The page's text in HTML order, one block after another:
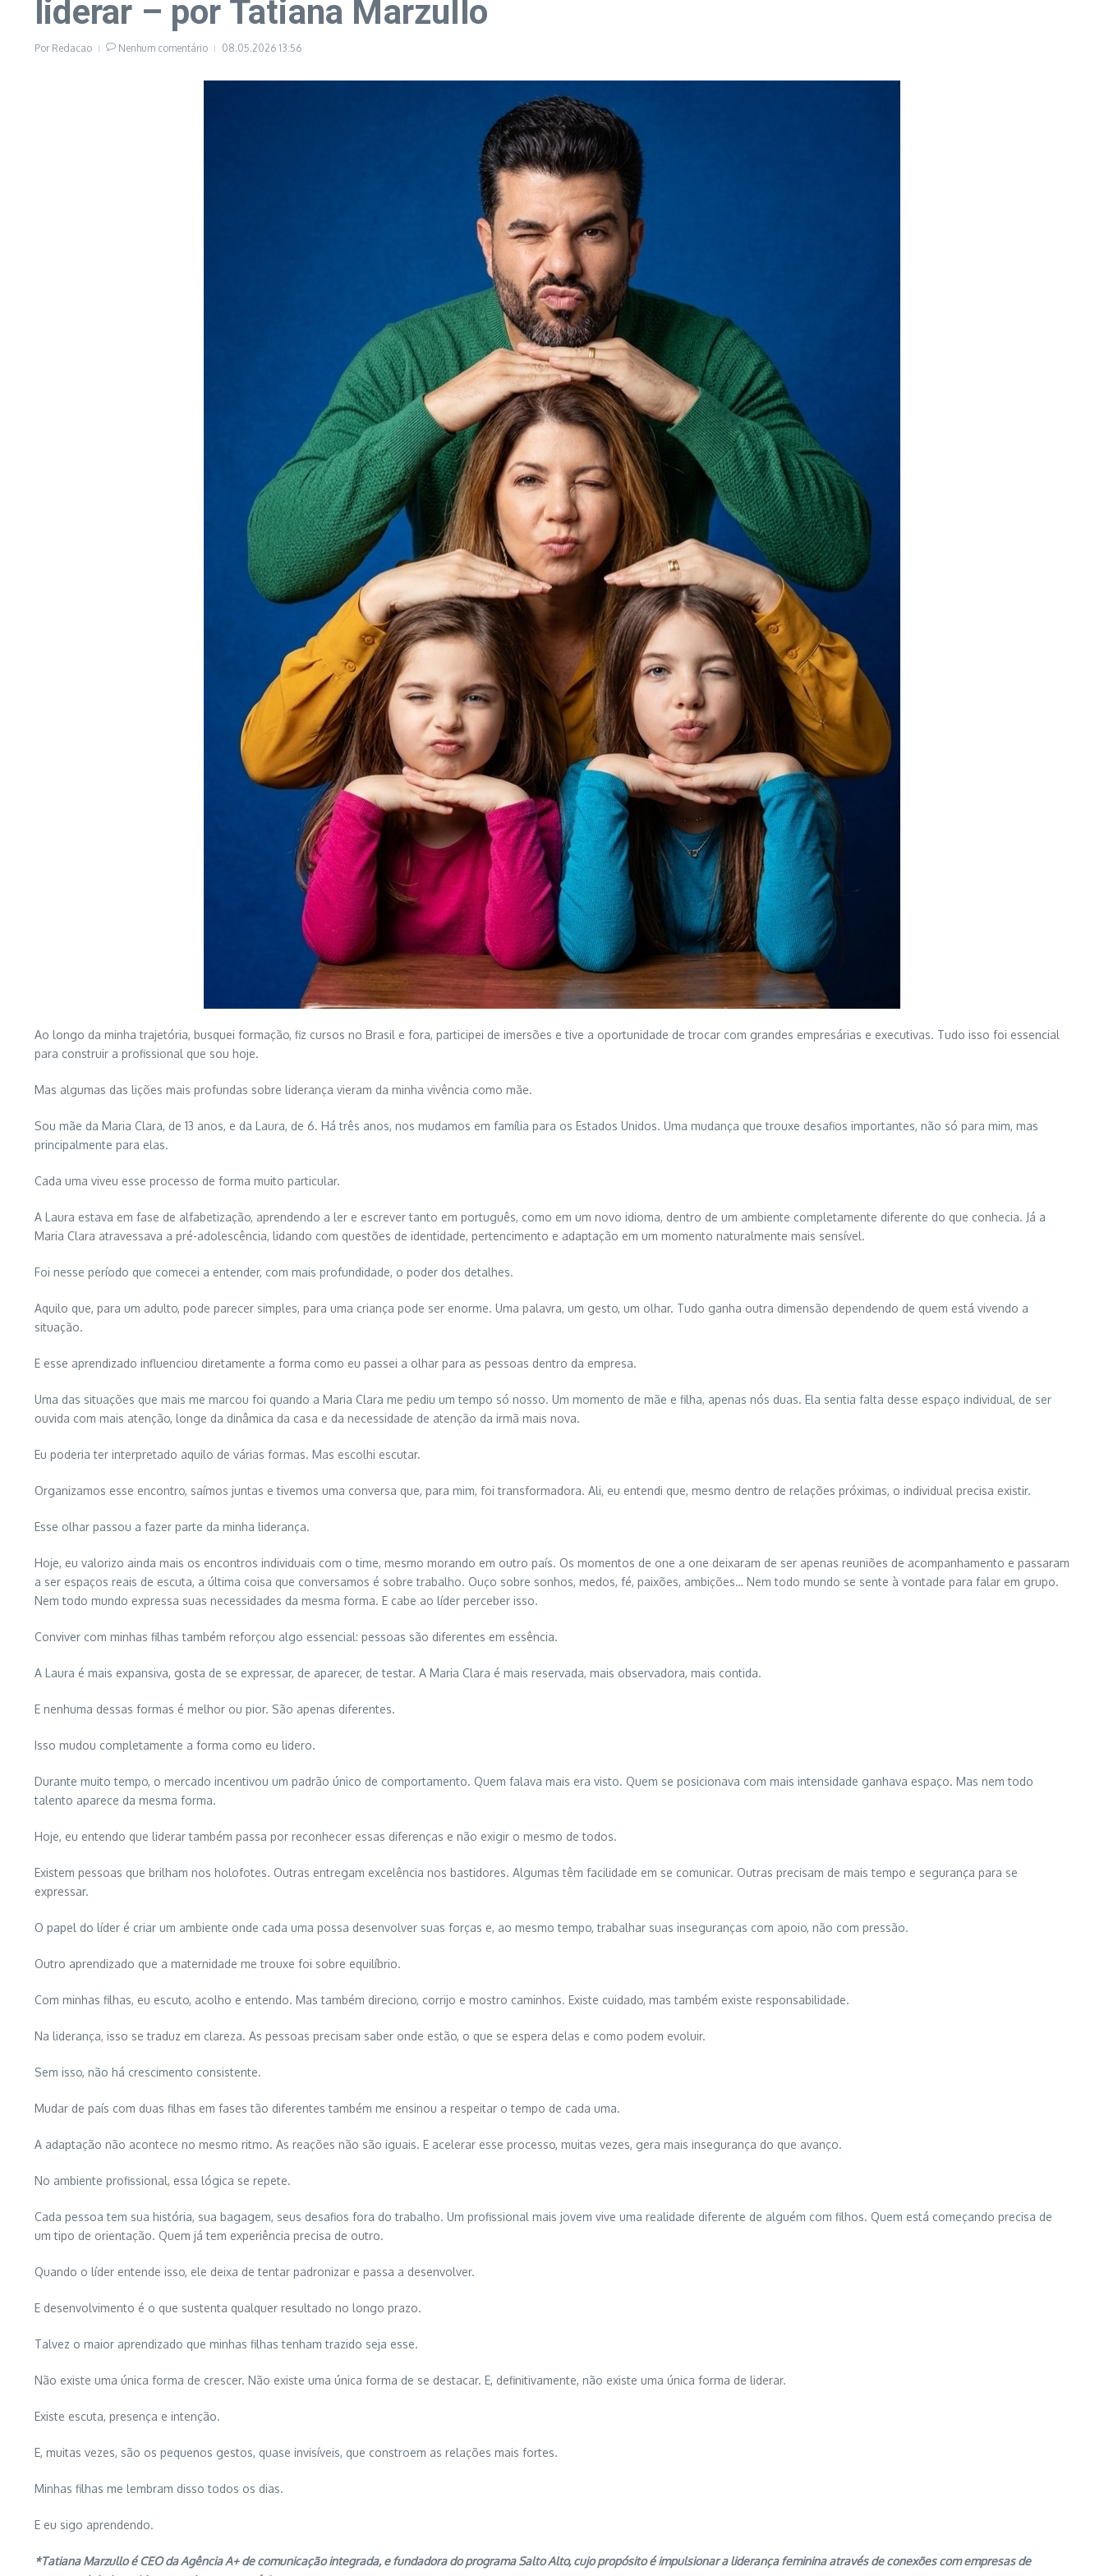
liderar – por Tatiana Marzullo
Por Redacao Nenhum comentário 08.05.2026 13:56
Ao longo da minha trajetória, busquei formação, fiz cursos no Brasil e fora, participei de imersões e tive a oportunidade de trocar com grandes empresárias e executivas. Tudo isso foi essencial
para construir a profissional que sou hoje.
Mas algumas das lições mais profundas sobre liderança vieram da minha vivência como mãe.
Sou mãe da Maria Clara, de 13 anos, e da Laura, de 6. Há três anos, nos mudamos em família para os Estados Unidos. Uma mudança que trouxe desafios importantes, não só para mim, mas
principalmente para elas.
Cada uma viveu esse processo de forma muito particular.
A Laura estava em fase de alfabetização, aprendendo a ler e escrever tanto em português, como em um novo idioma, dentro de um ambiente completamente diferente do que conhecia. Já a
Maria Clara atravessava a pré-adolescência, lidando com questões de identidade, pertencimento e adaptação em um momento naturalmente mais sensível.
Foi nesse período que comecei a entender, com mais profundidade, o poder dos detalhes.
Aquilo que, para um adulto, pode parecer simples, para uma criança pode ser enorme. Uma palavra, um gesto, um olhar. Tudo ganha outra dimensão dependendo de quem está vivendo a
situação.
E esse aprendizado influenciou diretamente a forma como eu passei a olhar para as pessoas dentro da empresa.
Uma das situações que mais me marcou foi quando a Maria Clara me pediu um tempo só nosso. Um momento de mãe e filha, apenas nós duas. Ela sentia falta desse espaço individual, de ser
ouvida com mais atenção, longe da dinâmica da casa e da necessidade de atenção da irmã mais nova.
Eu poderia ter interpretado aquilo de várias formas. Mas escolhi escutar.
Organizamos esse encontro, saímos juntas e tivemos uma conversa que, para mim, foi transformadora. Ali, eu entendi que, mesmo dentro de relações próximas, o individual precisa existir.
Esse olhar passou a fazer parte da minha liderança.
Hoje, eu valorizo ainda mais os encontros individuais com o time, mesmo morando em outro país. Os momentos de one a one deixaram de ser apenas reuniões de acompanhamento e passaram
a ser espaços reais de escuta, a última coisa que conversamos é sobre trabalho. Ouço sobre sonhos, medos, fé, paixões, ambições… Nem todo mundo se sente à vontade para falar em grupo.
Nem todo mundo expressa suas necessidades da mesma forma. E cabe ao líder perceber isso.
Conviver com minhas filhas também reforçou algo essencial: pessoas são diferentes em essência.
A Laura é mais expansiva, gosta de se expressar, de aparecer, de testar. A Maria Clara é mais reservada, mais observadora, mais contida.
E nenhuma dessas formas é melhor ou pior. São apenas diferentes.
Isso mudou completamente a forma como eu lidero.
Durante muito tempo, o mercado incentivou um padrão único de comportamento. Quem falava mais era visto. Quem se posicionava com mais intensidade ganhava espaço. Mas nem todo
talento aparece da mesma forma.
Hoje, eu entendo que liderar também passa por reconhecer essas diferenças e não exigir o mesmo de todos.
Existem pessoas que brilham nos holofotes. Outras entregam excelência nos bastidores. Algumas têm facilidade em se comunicar. Outras precisam de mais tempo e segurança para se
expressar.
O papel do líder é criar um ambiente onde cada uma possa desenvolver suas forças e, ao mesmo tempo, trabalhar suas inseguranças com apoio, não com pressão.
Outro aprendizado que a maternidade me trouxe foi sobre equilíbrio.
Com minhas filhas, eu escuto, acolho e entendo. Mas também direciono, corrijo e mostro caminhos. Existe cuidado, mas também existe responsabilidade.
Na liderança, isso se traduz em clareza. As pessoas precisam saber onde estão, o que se espera delas e como podem evoluir.
Sem isso, não há crescimento consistente.
Mudar de país com duas filhas em fases tão diferentes também me ensinou a respeitar o tempo de cada uma.
A adaptação não acontece no mesmo ritmo. As reações não são iguais. E acelerar esse processo, muitas vezes, gera mais insegurança do que avanço.
No ambiente profissional, essa lógica se repete.
Cada pessoa tem sua história, sua bagagem, seus desafios fora do trabalho. Um profissional mais jovem vive uma realidade diferente de alguém com filhos. Quem está começando precisa de
um tipo de orientação. Quem já tem experiência precisa de outro.
Quando o líder entende isso, ele deixa de tentar padronizar e passa a desenvolver.
E desenvolvimento é o que sustenta qualquer resultado no longo prazo.
Talvez o maior aprendizado que minhas filhas tenham trazido seja esse.
Não existe uma única forma de crescer. Não existe uma única forma de se destacar. E, definitivamente, não existe uma única forma de liderar.
Existe escuta, presença e intenção.
E, muitas vezes, são os pequenos gestos, quase invisíveis, que constroem as relações mais fortes.
Minhas filhas me lembram disso todos os dias.
E eu sigo aprendendo.
*Tatiana Marzullo é CEO da Agência A+ de comunicação integrada, e fundadora do programa Salto Alto, cujo propósito é impulsionar a liderança feminina através de conexões com empresas de